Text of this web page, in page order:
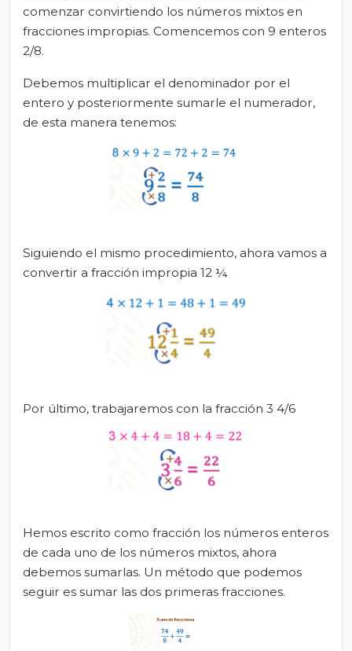
comenzar convirtiendo los números mixtos en
fracciones impropias. Comencemos con 9 enteros
2/8.
Debemos multiplicar el denominador por el
entero y posteriormente sumarle el numerador,
de esta manera tenemos:
Siguiendo el mismo procedimiento, ahora vamos a
convertir a fracción impropia 12 ¼
Por último, trabajaremos con la fracción 3 4/6
Hemos escrito como fracción los números enteros
de cada uno de los números mixtos, ahora
debemos sumarlas. Un método que podemos
seguir es sumar las dos primeras fracciones.